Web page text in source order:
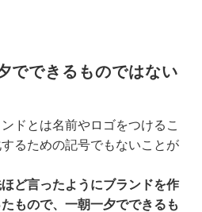
でできるものではない
ドとは名前やロゴをつけるこ
るための記号でもないことが
ど言ったようにブランドを作
もので、一朝一夕でできるも